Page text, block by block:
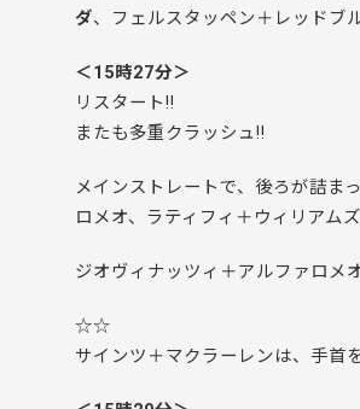
ダ、フェルスタッペン＋レッドブ
＜15時27分＞
リスタート!!
またも多重クラッシュ!!
メインストレートで、後ろが詰ま
ロメオ、ラティフィ＋ウィリアム
ジオヴィナッツィ＋アルファロメ
☆☆
サインツ＋マクラーレンは、手首